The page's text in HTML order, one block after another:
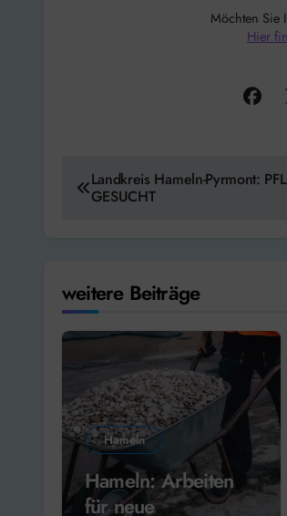
Möchten Sie
Hier
Beitragsnavigation
Landkreis Hameln-Pyrmont:
GESUCHT
weitere Beiträge
Hameln
Hameln: Arbeiten
für neue